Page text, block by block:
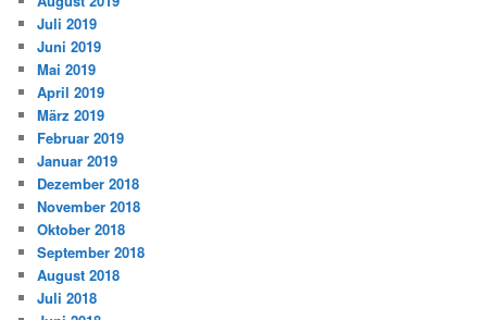
Juli 2019
Juni 2019
Mai 2019
April 2019
März 2019
Februar 2019
Januar 2019
Dezember 2018
November 2018
Oktober 2018
September 2018
August 2018
Juli 2018